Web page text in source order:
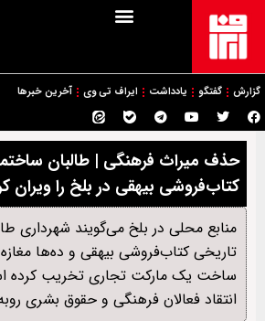
گزارش گفتگو یادداشت ایراف تی وی آخرین خبرها
حذف میراث فرهنگی | طالبان
کتاب‌فروشی بیهقی در بلخ را ویران
منابع محلی در بلخ می‌گویند شهرداری
تاریخی کتاب‌فروشی بیهقی و ده‌ها
ساخت یک مارکت تجاری تخریب کرده
انتقاد فعالان فرهنگی و حقوق بشری